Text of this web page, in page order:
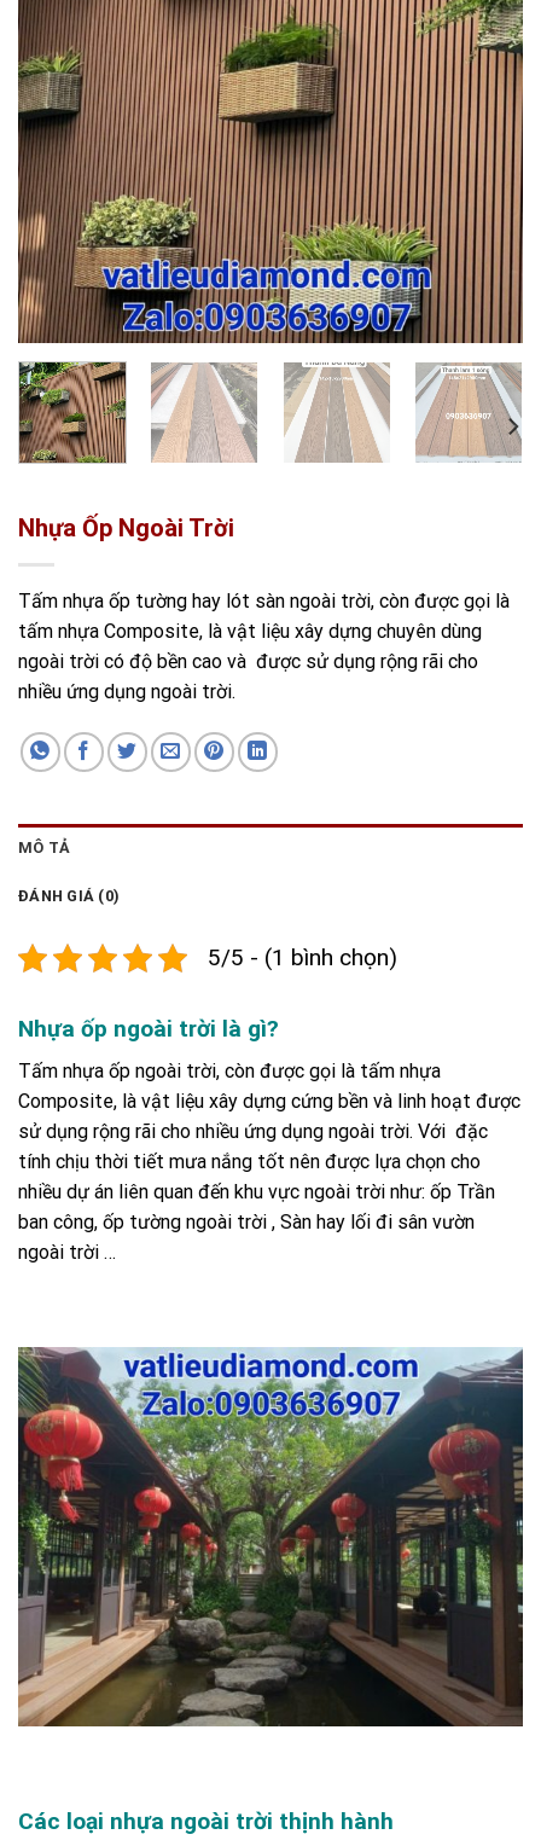
Nhựa Ốp Ngoài Trời
Tấm nhựa ốp tường hay lót sàn ngoài trời, còn được gọi là
tấm nhựa Composite, là vật liệu xây dựng chuyên dùng
ngoài trời có độ bền cao và được sử dụng rộng rãi cho
nhiều ứng dụng ngoài trời.
MÔ TẢ
ĐÁNH GIÁ (0)
5/5 - (1 bình chọn)
Nhựa ốp ngoài trời là gì?
Tấm nhựa ốp ngoài trời, còn được gọi là tấm nhựa
Composite, là vật liệu xây dựng cứng bền và linh hoạt được
sử dụng rộng rãi cho nhiều ứng dụng ngoài trời. Với đặc
tính chịu thời tiết mưa nắng tốt nên được lựa chọn cho
nhiều dự án liên quan đến khu vực ngoài trời như: ốp Trần
ban công, ốp tường ngoài trời , Sàn hay lối đi sân vườn
ngoài trời …
Các loại nhựa ngoài trời thịnh hành